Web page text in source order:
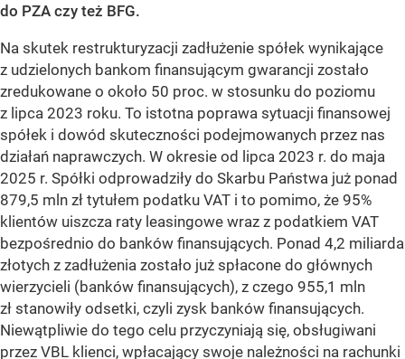
do PZA czy też BFG.
Na skutek restrukturyzacji zadłużenie spółek wynikające
z udzielonych bankom finansującym gwarancji zostało
zredukowane o około 50 proc. w stosunku do poziomu
z lipca 2023 roku. To istotna poprawa sytuacji finansowej
spółek i dowód skuteczności podejmowanych przez nas
działań naprawczych. W okresie od lipca 2023 r. do maja
2025 r. Spółki odprowadziły do Skarbu Państwa już ponad
879,5 mln zł tytułem podatku VAT i to pomimo, że 95%
klientów uiszcza raty leasingowe wraz z podatkiem VAT
bezpośrednio do banków finansujących. Ponad 4,2 miliarda
złotych z zadłużenia zostało już spłacone do głównych
wierzycieli (banków finansujących), z czego 955,1 mln
zł stanowiły odsetki, czyli zysk banków finansujących.
Niewątpliwie do tego celu przyczyniają się, obsługiwani
przez VBL klienci, wpłacający swoje należności na rachunki